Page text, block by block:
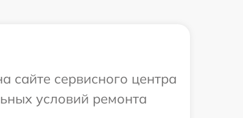
сайте сервисного центра
условий ремонта